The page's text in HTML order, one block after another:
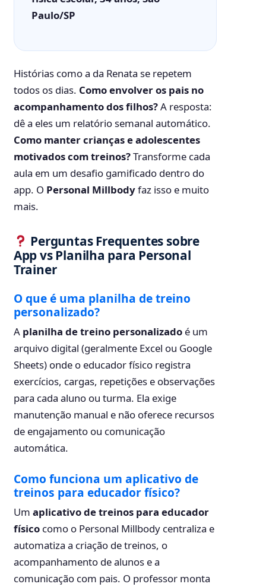
Paulo/SP
Histórias como a da Renata se repetem
todos os dias. Como envolver os pais no
acompanhamento dos filhos?A resposta:
dê a eles um relatório semanal automático.
Como manter crianças e adolescentes
motivados com treinos?Transforme cada
aula em um desafio gamificado dentro do
app. O Personal Millbodyfaz isso e muito
mais.
Perguntas Frequentes sobre
App vs Planilha para Personal
Trainer
O que é uma planilha de treino
personalizado?
A planilha de treino personalizadoé um
arquivo digital (geralmente Excel ou Google
Sheets) onde o educador físico registra
exercícios, cargas, repetições e observações
para cada aluno ou turma. Ela exige
manutenção manual e não oferece recursos
de engajamento ou comunicação
automática.
Como funciona um aplicativo de
treinos para educador físico?
Um aplicativo de treinos para educador
físicocomo o Personal Millbody centraliza e
automatiza a criação de treinos, o
acompanhamento de alunos e a
comunicação com pais. O professor monta